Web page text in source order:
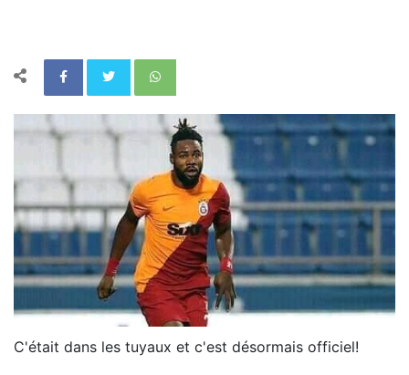
C'était dans les tuyaux et c'est désormais officiel!